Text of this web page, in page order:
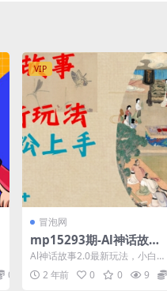
0.99
VIP
冒泡网
mp15293期-Al神话故事
2.0最新玩法，小白轻松上
手，日入多张
Al神话故事2.0最新玩法，小白轻
松上手，日入多张 《神话故事》
大家应该不陌生吧...
2 年前 0 0 9